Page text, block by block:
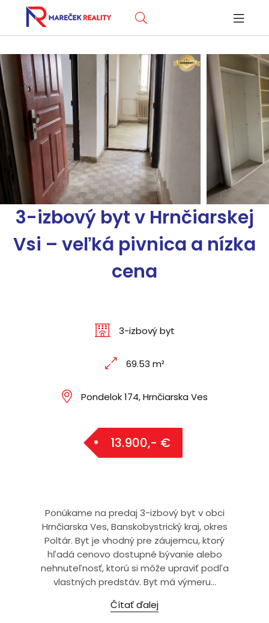
3-izbový byt v Hrnčiarskej
Vsi – veľká pivnica a nízka
cena
3-izbový byt
69.53 m²
Pondelok 174, Hrnčiarska Ves
13.900,- €
Ponúkame na predaj 3-izbový byt v obci
Hrnčiarska Ves, Banskobystrický kraj, okres
Poltár. Byt je vhodný pre záujemcu, ktorý
hľadá cenovo dostupné bývanie alebo
nehnuteľnosť, ktorú si môže upraviť podľa
vlastných predstáv. Byt má výmeru...
Čítať ďalej